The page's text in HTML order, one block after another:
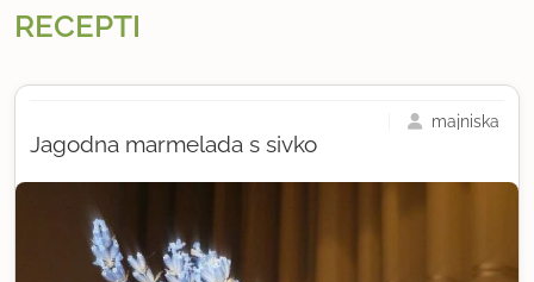
RECEPTI
Jagodna marmelada s sivko
majniska